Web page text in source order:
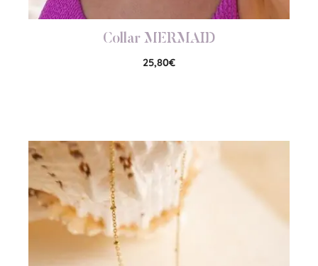
Collar MERMAID
25,80€